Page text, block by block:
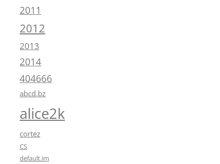
2011
2012
2013
2014
404666
abcd.bz
alice2k
cortez
CS
default.im